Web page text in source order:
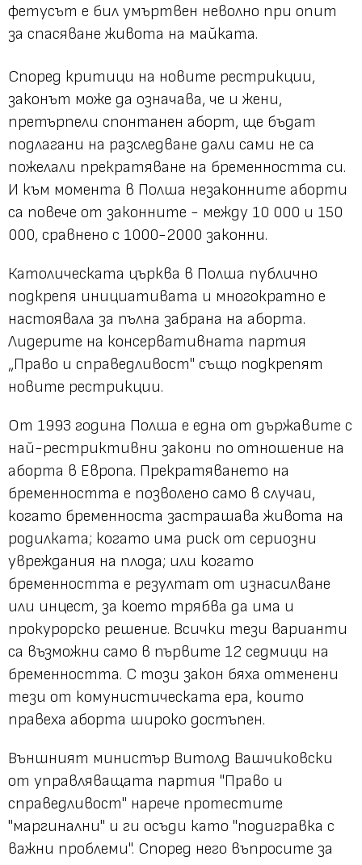
фетусът е бил умъртвен неволно при опит
за спасяване живота на майката.
Според критици на новите рестрикции,
законът може да означава, че и жени,
претърпели спонтанен аборт, ще бъдат
подлагани на разследване дали сами не са
пожелали прекратяване на бременността си.
И към момента в Полша незаконните аборти
са повече от законните - между 10 000 и 150
000, сравнено с 1000-2000 законни.
Католическата църква в Полша публично
подкрепя инициативата и многократно е
настоявала за пълна забрана на аборта.
Лидерите на консервативната партия
„Право и справедливост" също подкрепят
новите рестрикции.
От 1993 година Полша е една от държавите с
най-рестриктивни закони по отношение на
аборта в Европа. Прекратяването на
бременността е позволено само в случаи,
когато бременноста застрашава живота на
родилката; когато има риск от сериозни
увреждания на плода; или когато
бременността е резултат от изнасилване
или инцест, за което трябва да има и
прокурорско решение. Всички тези варианти
са възможни само в първите 12 седмици на
бременността. С този закон бяха отменени
тези от комунистическата ера, които
правеха аборта широко достъпен.
Външният министър Витолд Вашчиковски
от управляващата партия "Право и
справедливост" нарече протестите
"маргинални" и ги осъди като "подигравка с
важни проблеми". Според него въпросите за